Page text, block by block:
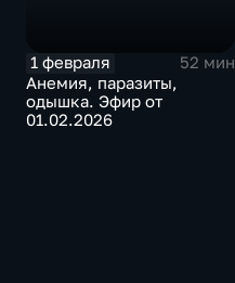
1 февраля
52 мин
Анемия, паразиты,
одышка. Эфир от
01.02.2026